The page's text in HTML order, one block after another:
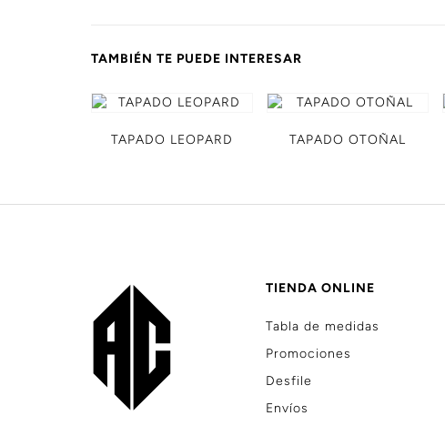
TAMBIÉN TE PUEDE INTERESAR
TAPADO LEOPARD TAPADO OTOÑAL
TIENDA ONLINE
Tabla de medidas
Promociones
Desfile
Envíos